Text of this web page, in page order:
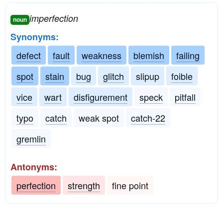
noun imperfection
Synonyms:
defect
fault weakness blemish
failing
spot
stain bug glitch slipup
foible
vice
wart disfigurement speck
pitfall
typo
catch weak spot
catch-22
gremlin
Antonyms:
perfection
strength fine point